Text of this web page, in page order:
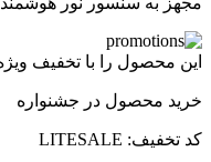
این محصول را با تخفیف
خرید محصول در جشنواره
کد تخفیف: LITESALE